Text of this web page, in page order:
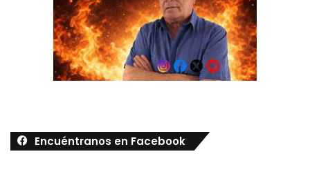
Encuéntranos en Facebook